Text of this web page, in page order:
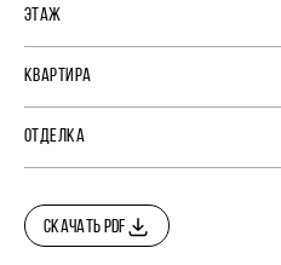
ЭТАЖ
КВАРТИРА
ОТДЕЛКА
СКАЧАТЬ PDF